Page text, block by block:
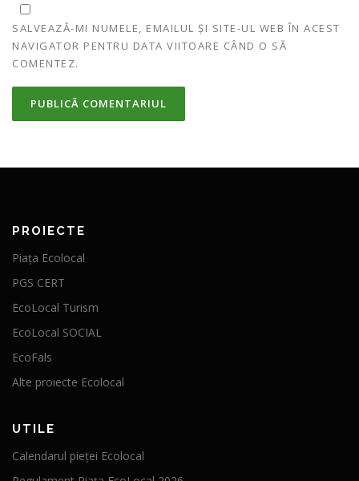
SALVEAZĂ-MI NUMELE, EMAILUL ȘI SITE-UL WEB ÎN ACEST
NAVIGATOR PENTRU DATA VIITOARE CÂND O SĂ
COMENTEZ.
PROIECTE
Piața Ecolocal
PGS CERT
EcoLocal Turism
EcoLocal SOCIAL
EcoFals
Alte proiecte Ecolocal
UTILE
Calendarul pieței Ecolocal